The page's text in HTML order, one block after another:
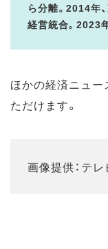
ら分離。2014年
経営統合。2023
ほかの経済ニュ
ただけます。
画像提供：テ